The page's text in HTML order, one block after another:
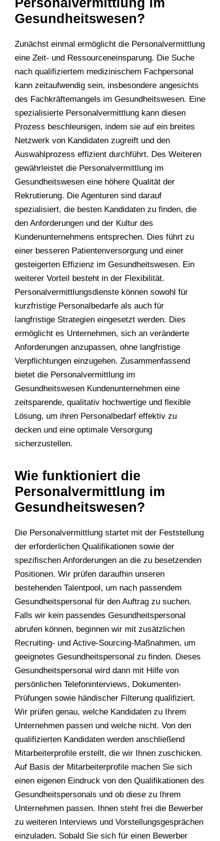
Gesundheitswesen?
Zunächst einmal ermöglicht die Personalvermittlung
eine Zeit- und Ressourceneinsparung. Die Suche
nach qualifiziertem medizinischem Fachpersonal
kann zeitaufwendig sein, insbesondere angesichts
des Fachkräftemangels im Gesundheitswesen. Eine
spezialisierte Personalvermittlung kann diesen
Prozess beschleunigen, indem sie auf ein breites
Netzwerk von Kandidaten zugreift und den
Auswahlprozess effizient durchführt. Des Weiteren
gewährleistet die Personalvermittlung im
Gesundheitswesen eine höhere Qualität der
Rekrutierung. Die Agenturen sind darauf
spezialisiert, die besten Kandidaten zu finden, die
den Anforderungen und der Kultur des
Kundenunternehmens entsprechen. Dies führt zu
einer besseren Patientenversorgung und einer
gesteigerten Effizienz im Gesundheitswesen. Ein
weiterer Vorteil besteht in der Flexibilität.
Personalvermittlungsdienste können sowohl für
kurzfristige Personalbedarfe als auch für
langfristige Strategien eingesetzt werden. Dies
ermöglicht es Unternehmen, sich an veränderte
Anforderungen anzupassen, ohne langfristige
Verpflichtungen einzugehen. Zusammenfassend
bietet die Personalvermittlung im
Gesundheitswesen Kundenunternehmen eine
zeitsparende, qualitativ hochwertige und flexible
Lösung, um ihren Personalbedarf effektiv zu
decken und eine optimale Versorgung
sicherzustellen.
Wie funktioniert die
Personalvermittlung im
Gesundheitswesen?
Die Personalvermittlung startet mit der Feststellung
der erforderlichen Qualifikationen sowie der
spezifischen Anforderungen an die zu besetzenden
Positionen. Wir prüfen daraufhin unseren
bestehenden Talentpool, um nach passendem
Gesundheitspersonal für den Auftrag zu suchen.
Falls wir kein passendes Gesundheitspersonal
abrufen können, beginnen wir mit zusätzlichen
Recruiting- und Active-Sourcing-Maßnahmen, um
geeignetes Gesundheitspersonal zu finden. Dieses
Gesundheitspersonal wird dann mit Hilfe von
persönlichen Telefoninterviews, Dokumenten-
Prüfungen sowie händischer Filterung qualifiziert.
Wir prüfen genau, welche Kandidaten zu Ihrem
Unternehmen passen und welche nicht. Von den
qualifizierten Kandidaten werden anschließend
Mitarbeiterprofile erstellt, die wir Ihnen zuschicken.
Auf Basis der Mitarbeiterprofile machen Sie sich
einen eigenen Eindruck von den Qualifikationen des
Gesundheitspersonals und ob diese zu Ihrem
Unternehmen passen. Ihnen steht frei die Bewerber
zu weiteren Interviews und Vorstellungsgesprächen
einzuladen. Sobald Sie sich für einen Bewerber